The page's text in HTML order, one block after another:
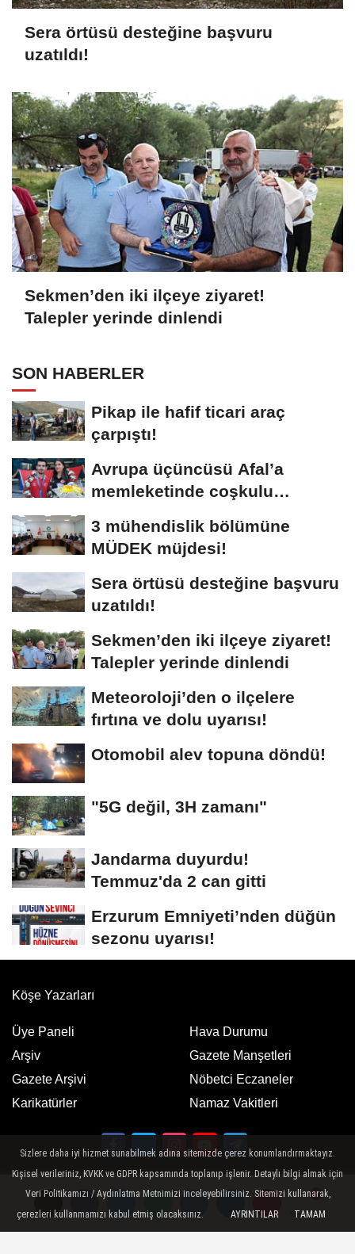
Yorumlar
Yorumlar
Sera örtüsü desteğine başvuru
uzatıldı!
Sekmen’den iki ilçeye ziyaret!
Talepler yerinde dinlendi
SON HABERLER
Pikap ile hafif ticari araç
çarpıştı!
Avrupa üçüncüsü Afal’a
memleketinde coşkulu
3 mühendislik bölümüne
MÜDEK müjdesi!
Sera örtüsü desteğine başvuru
uzatıldı!
Sekmen’den iki ilçeye ziyaret!
Talepler yerinde dinlendi
Meteoroloji’den o ilçelere
fırtına ve dolu uyarısı!
Otomobil alev topuna döndü!
"5G değil, 3H zamanı"
Jandarma duyurdu!
Temmuz'da 2 can gitti
Erzurum Emniyeti’nden düğün
sezonu uyarısı!
Köşe Yazarları
Üye Paneli
Arşiv
Gazete Arşivi
Karikatürler
Hava Durumu
Gazete Manşetleri
Nöbetci Eczaneler
Namaz Vakitleri
Google Play
ücretsiz indirin
App Store
ücretsiz indirin
Sizlere daha iyi hizmet sunabilmek adına sitemizde çerez konumlandırmaktayız.
Kişisel verileriniz, KVKK ve GDPR kapsamında toplanıp işlenir. Detaylı bilgi almak için
Veri Politikamızı / Aydınlatma Metnimizi inceleyebilirsiniz. Sitemizi kullanarak,
çerezleri kullanmamızı kabul etmiş olacaksınız.
AYRINTILAR TAMAM